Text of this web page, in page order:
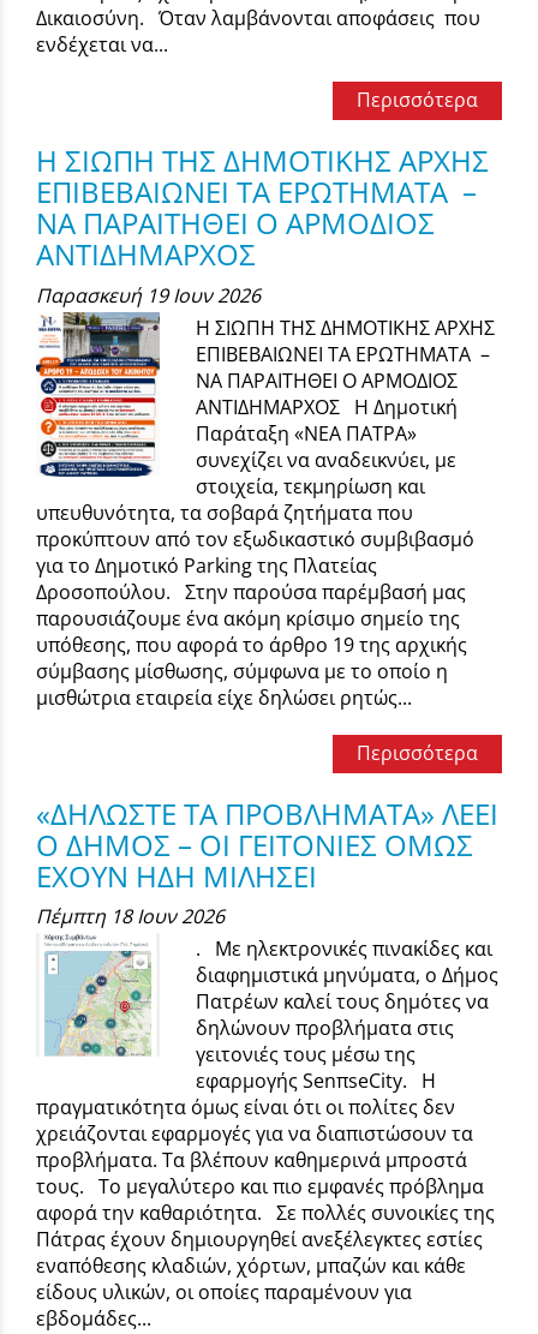
Δικαιοσύνη. Όταν λαμβάνονται αποφάσεις που
ενδέχεται να...
Περισσότερα
Η ΣΙΩΠΗ ΤΗΣ ΔΗΜΟΤΙΚΗΣ ΑΡΧΗΣ
ΕΠΙΒΕΒΑΙΩΝΕΙ ΤΑ ΕΡΩΤΗΜΑΤΑ –
ΝΑ ΠΑΡΑΙΤΗΘΕΙ Ο ΑΡΜΟΔΙΟΣ
ΑΝΤΙΔΗΜΑΡΧΟΣ
Παρασκευή 19 Ιουν 2026
Η ΣΙΩΠΗ ΤΗΣ ΔΗΜΟΤΙΚΗΣ ΑΡΧΗΣ
ΕΠΙΒΕΒΑΙΩΝΕΙ ΤΑ ΕΡΩΤΗΜΑΤΑ –
ΝΑ ΠΑΡΑΙΤΗΘΕΙ Ο ΑΡΜΟΔΙΟΣ
ΑΝΤΙΔΗΜΑΡΧΟΣ Η Δημοτική
Παράταξη «ΝΕΑ ΠΑΤΡΑ»
συνεχίζει να αναδεικνύει, με
στοιχεία, τεκμηρίωση και
υπευθυνότητα, τα σοβαρά ζητήματα που
προκύπτουν από τον εξωδικαστικό συμβιβασμό
για το Δημοτικό Parking της Πλατείας
Δροσοπούλου. Στην παρούσα παρέμβασή μας
παρουσιάζουμε ένα ακόμη κρίσιμο σημείο της
υπόθεσης, που αφορά το άρθρο 19 της αρχικής
σύμβασης μίσθωσης, σύμφωνα με το οποίο η
μισθώτρια εταιρεία είχε δηλώσει ρητώς...
Περισσότερα
«ΔΗΛΩΣΤΕ ΤΑ ΠΡΟΒΛΗΜΑΤΑ» ΛΕΕΙ
Ο ΔΗΜΟΣ – ΟΙ ΓΕΙΤΟΝΙΕΣ ΟΜΩΣ
ΕΧΟΥΝ ΗΔΗ ΜΙΛΗΣΕΙ
Πέμπτη 18 Ιουν 2026
. Με ηλεκτρονικές πινακίδες και
διαφημιστικά μηνύματα, ο Δήμος
Πατρέων καλεί τους δημότες να
δηλώνουν προβλήματα στις
γειτονιές τους μέσω της
εφαρμογής SenπseCity. Η
πραγματικότητα όμως είναι ότι οι πολίτες δεν
χρειάζονται εφαρμογές για να διαπιστώσουν τα
προβλήματα. Τα βλέπουν καθημερινά μπροστά
τους. Το μεγαλύτερο και πιο εμφανές πρόβλημα
αφορά την καθαριότητα. Σε πολλές συνοικίες της
Πάτρας έχουν δημιουργηθεί ανεξέλεγκτες εστίες
εναπόθεσης κλαδιών, χόρτων, μπαζών και κάθε
είδους υλικών, οι οποίες παραμένουν για
εβδομάδες...